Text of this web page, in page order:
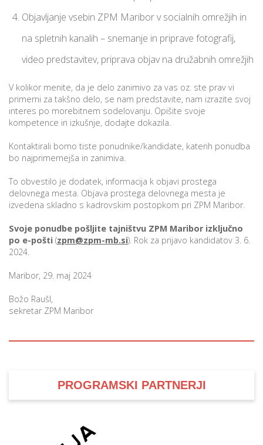
Objavljanje vsebin ZPM Maribor v socialnih omrežjih in
na spletnih kanalih – snemanje in priprave fotografij,
video predstavitev, priprava objav na družabnih omrežjih
V kolikor menite, da je delo zanimivo za vas oz. ste prav vi
primerni za takšno delo, se nam predstavite, nam izrazite svoj
interes po morebitnem sodelovanju. Opišite svoje
kompetence in izkušnje, dodajte dokazila.
Kontaktirali bomo tiste ponudnike/kandidate, katerih ponudba
bo najprimernejša in zanimiva.
To obvestilo je dodatek, informacija k objavi prostega
delovnega mesta. Objava prostega delovnega mesta je
izvedena skladno s kadrovskim postopkom pri ZPM Maribor.
Svoje ponudbe pošljite tajništvu ZPM Maribor izključno
po e-pošti (zpm@zpm-mb.si). Rok za prijavo kandidatov 3. 6.
2024.
Maribor, 29. maj 2024
Božo Raušl,
sekretar ZPM Maribor
PROGRAMSKI PARTNERJI